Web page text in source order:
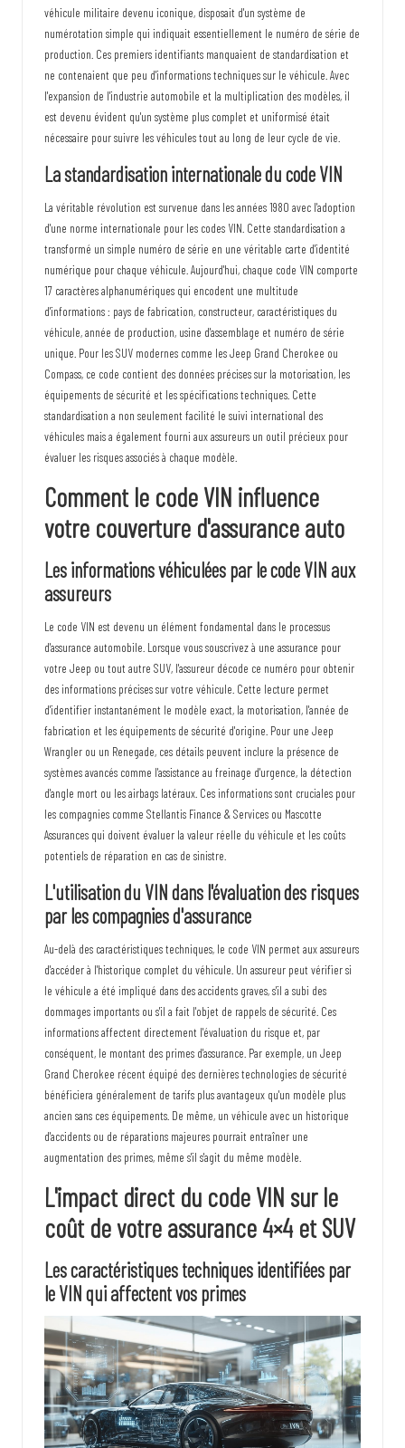
véhicule militaire devenu iconique, disposait d'un système de
numérotation simple qui indiquait essentiellement le numéro de série de
production. Ces premiers identifiants manquaient de standardisation et
ne contenaient que peu d'informations techniques sur le véhicule. Avec
l'expansion de l'industrie automobile et la multiplication des modèles, il
est devenu évident qu'un système plus complet et uniformisé était
nécessaire pour suivre les véhicules tout au long de leur cycle de vie.
La standardisation internationale du code VIN
La véritable révolution est survenue dans les années 1980 avec l'adoption
d'une norme internationale pour les codes VIN. Cette standardisation a
transformé un simple numéro de série en une véritable carte d'identité
numérique pour chaque véhicule. Aujourd'hui, chaque code VIN comporte
17 caractères alphanumériques qui encodent une multitude
d'informations : pays de fabrication, constructeur, caractéristiques du
véhicule, année de production, usine d'assemblage et numéro de série
unique. Pour les SUV modernes comme les Jeep Grand Cherokee ou
Compass, ce code contient des données précises sur la motorisation, les
équipements de sécurité et les spécifications techniques. Cette
standardisation a non seulement facilité le suivi international des
véhicules mais a également fourni aux assureurs un outil précieux pour
évaluer les risques associés à chaque modèle.
Comment le code VIN influence
votre couverture d'assurance auto
Les informations véhiculées par le code VIN aux
assureurs
Le code VIN est devenu un élément fondamental dans le processus
d'assurance automobile. Lorsque vous souscrivez à une assurance pour
votre Jeep ou tout autre SUV, l'assureur décode ce numéro pour obtenir
des informations précises sur votre véhicule. Cette lecture permet
d'identifier instantanément le modèle exact, la motorisation, l'année de
fabrication et les équipements de sécurité d'origine. Pour une Jeep
Wrangler ou un Renegade, ces détails peuvent inclure la présence de
systèmes avancés comme l'assistance au freinage d'urgence, la détection
d'angle mort ou les airbags latéraux. Ces informations sont cruciales pour
les compagnies comme Stellantis Finance & Services ou Mascotte
Assurances qui doivent évaluer la valeur réelle du véhicule et les coûts
potentiels de réparation en cas de sinistre.
L'utilisation du VIN dans l'évaluation des risques
par les compagnies d'assurance
Au-delà des caractéristiques techniques, le code VIN permet aux assureurs
d'accéder à l'historique complet du véhicule. Un assureur peut vérifier si
le véhicule a été impliqué dans des accidents graves, s'il a subi des
dommages importants ou s'il a fait l'objet de rappels de sécurité. Ces
informations affectent directement l'évaluation du risque et, par
conséquent, le montant des primes d'assurance. Par exemple, un Jeep
Grand Cherokee récent équipé des dernières technologies de sécurité
bénéficiera généralement de tarifs plus avantageux qu'un modèle plus
ancien sans ces équipements. De même, un véhicule avec un historique
d'accidents ou de réparations majeures pourrait entraîner une
augmentation des primes, même s'il s'agit du même modèle.
L'impact direct du code VIN sur le
coût de votre assurance 4×4 et SUV
Les caractéristiques techniques identifiées par
le VIN qui affectent vos primes